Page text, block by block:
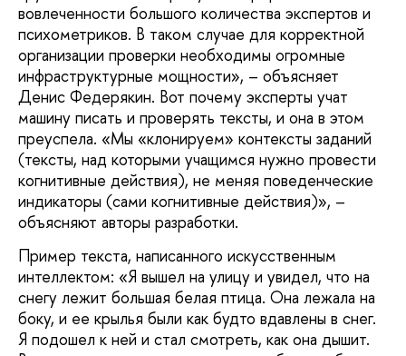
вовлеченности большого количества экспертов и
психометриков. В таком случае для корректной
организации проверки необходимы огромные
инфраструктурные мощности», – объясняет
Денис Федерякин. Вот почему эксперты учат
машину писать и проверять тексты, и она в этом
преуспела. «Мы «клонируем» контексты заданий
(тексты, над которыми учащимся нужно провести
когнитивные действия), не меняя поведенческие
индикаторы (сами когнитивные действия)», –
объясняют авторы разработки.
Пример текста, написанного искусственным
интеллектом: «Я вышел на улицу и увидел, что на
снегу лежит большая белая птица. Она лежала на
боку, и ее крылья были как будто вдавлены в снег.
Я подошел к ней и стал смотреть, как она дышит.